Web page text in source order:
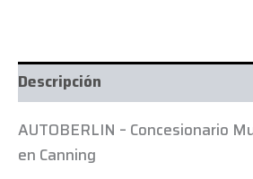
Descripción
AUTOBERLIN – Concesionario
en Canning